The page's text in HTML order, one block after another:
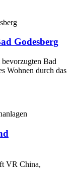
Godesberg
Bad
Wohnen durch das
VR China,